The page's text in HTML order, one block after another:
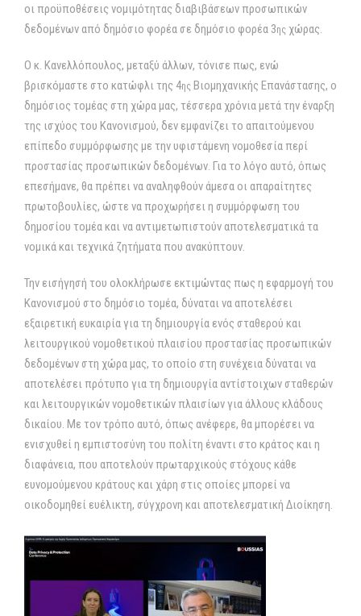
οι προϋποθέσεις νομιμότητας διαβιβάσεων προσωπικών
δεδομένων από δημόσιο φορέα σε δημόσιο φορέα 3ης χώρας.
Ο κ. Κανελλόπουλος, μεταξύ άλλων, τόνισε πως, ενώ
βρισκόμαστε στο κατώφλι της 4ης Βιομηχανικής Επανάστασης, ο
δημόσιος τομέας στη χώρα μας, τέσσερα χρόνια μετά την έναρξη
της ισχύος του Κανονισμού, δεν εμφανίζει το απαιτούμενου
επίπεδο συμμόρφωσης με την υφιστάμενη νομοθεσία περί
προστασίας προσωπικών δεδομένων. Για το λόγο αυτό, όπως
επεσήμανε, θα πρέπει να αναληφθούν άμεσα οι απαραίτητες
πρωτοβουλίες, ώστε να προχωρήσει η συμμόρφωση του
δημοσίου τομέα και να αντιμετωπιστούν αποτελεσματικά τα
νομικά και τεχνικά ζητήματα που ανακύπτουν.
Την εισήγησή του ολοκλήρωσε εκτιμώντας πως η εφαρμογή του
Κανονισμού στο δημόσιο τομέα, δύναται να αποτελέσει
εξαιρετική ευκαιρία για τη δημιουργία ενός σταθερού και
λειτουργικού νομοθετικού πλαισίου προστασίας προσωπικών
δεδομένων στη χώρα μας, το οποίο στη συνέχεια δύναται να
αποτελέσει πρότυπο για τη δημιουργία αντίστοιχων σταθερών
και λειτουργικών νομοθετικών πλαισίων για άλλους κλάδους
δικαίου. Με τον τρόπο αυτό, όπως ανέφερε, θα μπορέσει να
ενισχυθεί η εμπιστοσύνη του πολίτη έναντι στο κράτος και η
διαφάνεια, που αποτελούν πρωταρχικούς στόχους κάθε
ευνομούμενου κράτους και χάρη στις οποίες μπορεί να
οικοδομηθεί ευέλικτη, σύγχρονη και αποτελεσματική Διοίκηση.